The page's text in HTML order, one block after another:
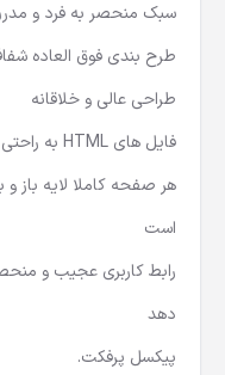
سبک منحصر به فرد و
طرح بندی فوق العاده
طراحی عالی و خلاقانه
فایل های HTML به راحتی قابل تنظیم است
هر صفحه کاملا لایه باز
است
رابط کاربری عجیب و
دهد
پیکسل پرفکت.